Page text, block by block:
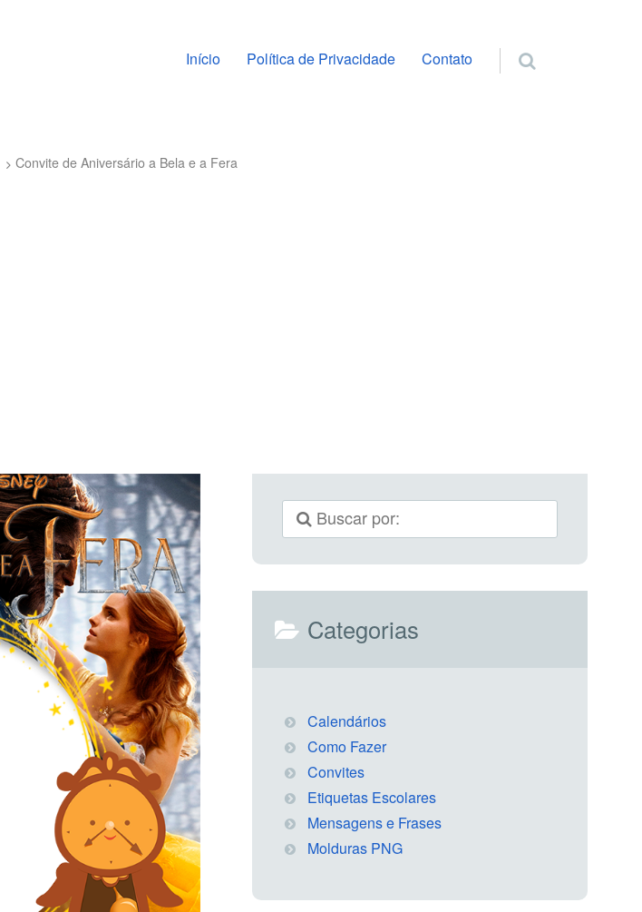
Pular para o conteúdo
Início Política de Privacidade Contato
Convite de Aniversário a Bela e a Fera
Categorias
Calendários
Como Fazer
Convites
Etiquetas Escolares
Mensagens e Frases
Molduras PNG